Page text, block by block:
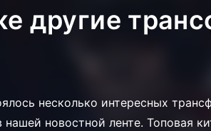
другие
несколько интересных
новостной ленте. Топовая